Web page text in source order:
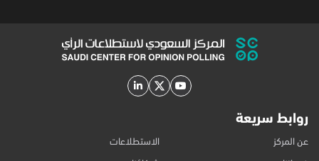
إلى أن المستخدمين قد أصبحوا أكثر انتقائية في ...
روابط سريعة
عن المركز الاستطلاعات